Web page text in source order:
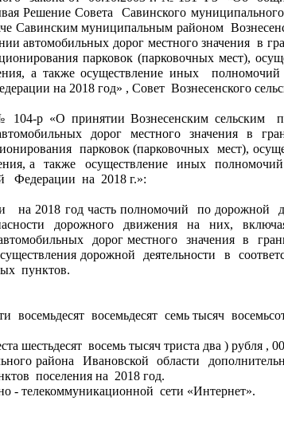
Решение Совета  Савинского
Савинским муниципальным районом
автомобильных дорог местного значения  в
парковок (парковочных мест),
а также осуществление иных  полномочий
на 2018 год» , Совет  Вознесенского
дорог  местного  значения  в
парковок (парковочных  мест),
а  также  осуществление  иных
Федерации  на  2018 г.»:
на 2018 год часть полномочий  по дорожной
дорожного  движения  на  них,
дорог местного  значения  в
дорожной  деятельности  в
пунктов.
восемь тысяч триста два ) рубля ,
поселения на  2018 год.
- телекоммуникационной  сети «Интернет».